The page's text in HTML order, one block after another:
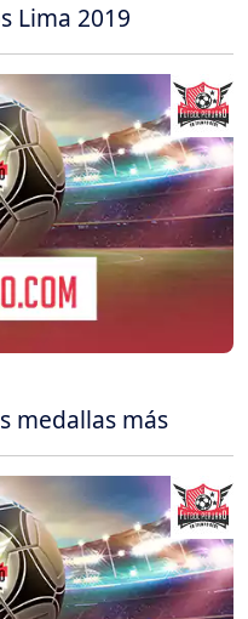
Lima 2019
medallas más